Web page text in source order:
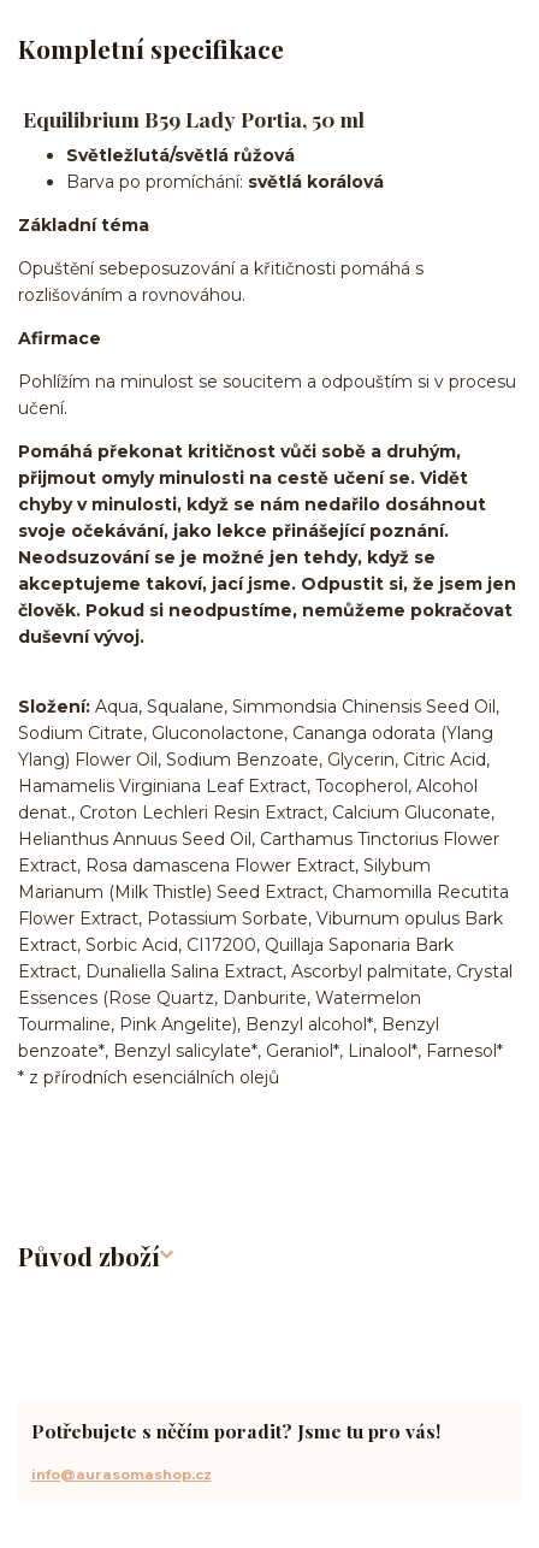
Kompletní specifikace
Equilibrium B59 Lady Portia, 50 ml
Světležlutá/světlá růžová
Barva po promíchání: světlá korálová
Základní téma
Opuštění sebeposuzování a křitičnosti pomáhá s
rozlišováním a rovnováhou.
Afirmace
Pohlížím na minulost se soucitem a odpouštím si v procesu
učení.
Pomáhá překonat kritičnost vůči sobě a druhým,
přijmout omyly minulosti na cestě učení se. Vidět
chyby v minulosti, když se nám nedařilo dosáhnout
svoje očekávání, jako lekce přinášející poznání.
Neodsuzování se je možné jen tehdy, když se
akceptujeme takoví, jací jsme. Odpustit si, že jsem jen
člověk. Pokud si neodpustíme, nemůžeme pokračovat
duševní vývoj.
Složení: Aqua, Squalane, Simmondsia Chinensis Seed Oil,
Sodium Citrate, Gluconolactone, Cananga odorata (Ylang
Ylang) Flower Oil, Sodium Benzoate, Glycerin, Citric Acid,
Hamamelis Virginiana Leaf Extract, Tocopherol, Alcohol
denat., Croton Lechleri Resin Extract, Calcium Gluconate,
Helianthus Annuus Seed Oil, Carthamus Tinctorius Flower
Extract, Rosa damascena Flower Extract, Silybum
Marianum (Milk Thistle) Seed Extract, Chamomilla Recutita
Flower Extract, Potassium Sorbate, Viburnum opulus Bark
Extract, Sorbic Acid, CI17200, Quillaja Saponaria Bark
Extract, Dunaliella Salina Extract, Ascorbyl palmitate, Crystal
Essences (Rose Quartz, Danburite, Watermelon
Tourmaline, Pink Angelite), Benzyl alcohol*, Benzyl
benzoate*, Benzyl salicylate*, Geraniol*, Linalool*, Farnesol*
* z přírodních esenciálních olejů
Původ zboží
Potřebujete s něčím poradit? Jsme tu pro vás!
info@aurasomashop.cz